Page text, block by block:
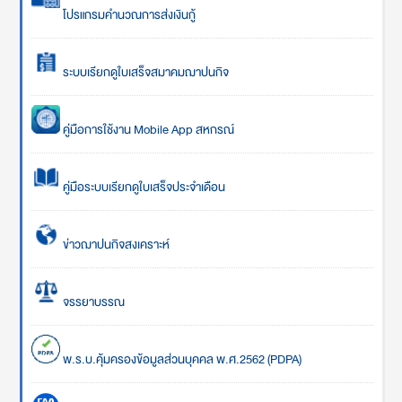
โปรแกรมคำนวณการส่งเงินกู้
ระบบเรียกดูใบเสร็จสมาคมฌาปนกิจ
คู่มือการใช้งาน Mobile App สหกรณ์
คู่มือระบบเรียกดูใบเสร็จประจำเดือน
ข่าวฌาปนกิจสงเคราะห์
จรรยาบรรณ
พ.ร.บ.คุ้มครองข้อมูลส่วนบุคคล พ.ศ.2562 (PDPA)